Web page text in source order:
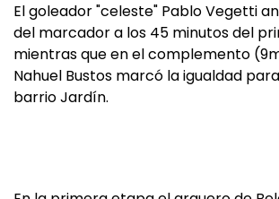
El goleador "celeste" Pablo Vegetti
del marcador a los 45 minutos del
mientras que en el complemento
Nahuel Bustos marcó la igualdad
barrio Jardín.